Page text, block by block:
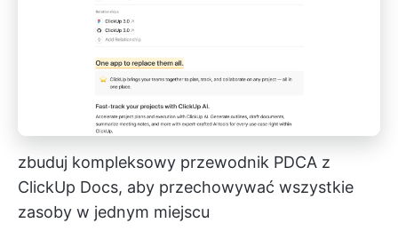
zbuduj kompleksowy przewodnik PDCA z
ClickUp Docs, aby przechowywać wszystkie
zasoby w jednym miejscu